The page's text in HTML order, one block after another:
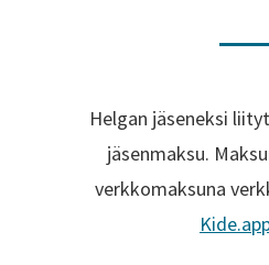
Helgan jäseneksi
jäsenmaksu.
verkkomaksuna